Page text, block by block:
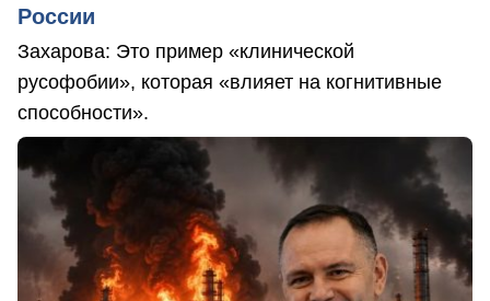
России
Захарова: Это пример «клинической
русофобии», которая «влияет на когнитивные
способности».